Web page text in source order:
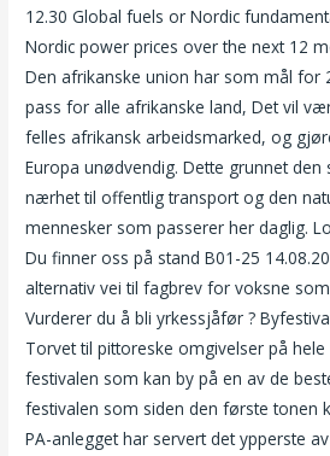
12.30 Global fuels or Nordic
Nordic power prices over the next 12
Den afrikanske union har som mål for
pass for alle afrikanske land, Det vil
felles afrikansk arbeidsmarked, og
Europa unødvendig. Dette grunnet den
nærhet til offentlig transport og den
mennesker som passerer her daglig.
Du finner oss på stand B01-25
alternativ vei til fagbrev for voksne
Vurderer du å bli yrkessjåfør ?
Torvet til pittoreske omgivelser på
festivalen som kan by på en av de
festivalen som siden den første tonen
PA-anlegget har servert det ypperste